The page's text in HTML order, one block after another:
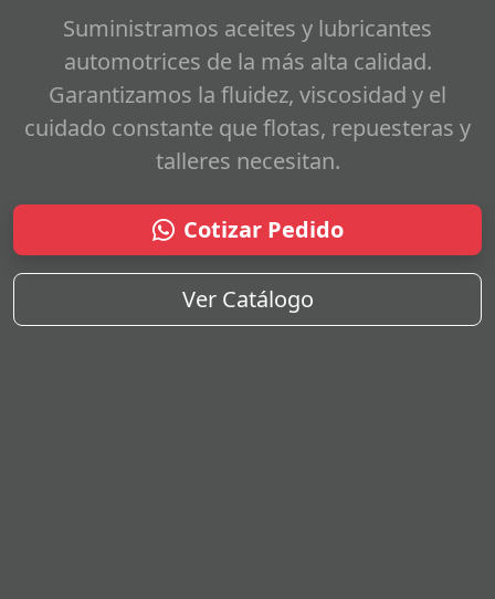
Suministramos aceites y lubricantes
automotrices de la más alta calidad.
Garantizamos la fluidez, viscosidad y el
cuidado constante que flotas, repuesteras y
talleres necesitan.
Cotizar Pedido
Ver Catálogo